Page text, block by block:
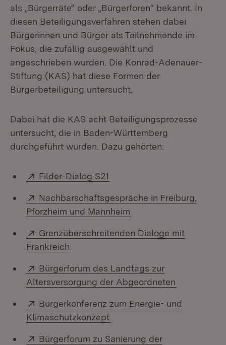
als „Bürgerräte“ oder „Bürgerforen“ bekannt. In
diesen Beteiligungsverfahren stehen dabei
Bürgerinnen und Bürger als Teilnehmende im
Fokus, die zufällig ausgewählt und
angeschrieben wurden. Die Konrad-Adenauer-
Stiftung (KAS) hat diese Formen der
Bürgerbeteiligung untersucht.
Dabei hat die KAS acht Beteiligungsprozesse
untersucht, die in Baden-Württemberg
durchgeführt wurden. Dazu gehörten:
Extern:
Filder-Dialog S21
Extern:
Nachbarschaftsgespräche in Freiburg,
Pforzheim und Mannheim
Extern:
Grenzüberschreitenden Dialoge mit
Frankreich
Extern:
Bürgerforum des Landtags zur
Altersversorgung der Abgeordneten
Extern:
Bürgerkonferenz zum Energie- und
Klimaschutzkonzept
Extern:
Bürgerforum zu Sanierung der